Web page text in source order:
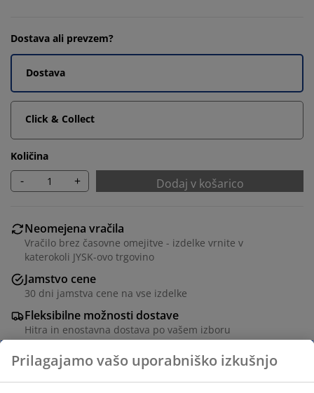
Dostava ali prevzem?
Dostava
Click & Collect
Količina
- + Dodaj v košarico
Neomejena vračila
Vračilo brez časovne omejitve - izdelke vrnite v
katerokoli JYSK-ovo trgovino
Jamstvo cene
30 dni jamstva cene na vse izdelke
Fleksibilne možnosti dostave
Hitra in enostavna dostava po vašem izboru
Inventarna številka: 1845380
Prilagajamo vašo uporabniško izkušnjo